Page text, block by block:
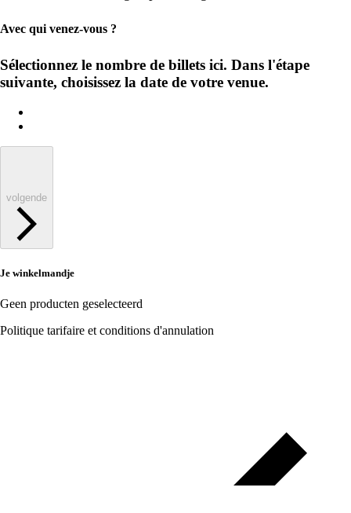
Avec qui venez-vous ?
Sélectionnez le nombre de billets ici. Dans l'étape
suivante, choisissez la date de votre venue.
volgende
Je winkelmandje
Geen producten geselecteerd
Politique tarifaire et conditions d'annulation